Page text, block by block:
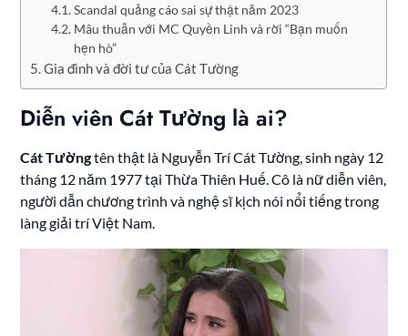
Scandal quảng cáo sai sự thật năm 2023
Mâu thuẫn với MC Quyền Linh và rời “Bạn muốn
hẹn hò”
Gia đình và đời tư của Cát Tường
Diễn viên Cát Tường là ai?
Cát Tườngtên thật là Nguyễn Trí Cát Tường, sinh ngày 12
tháng 12 năm 1977 tại Thừa Thiên Huế. Cô là nữ diễn viên,
người dẫn chương trình và nghệ sĩ kịch nói nổi tiếng trong
làng giải trí Việt Nam.